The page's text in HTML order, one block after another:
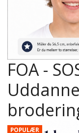
FOA -
POPULÆR